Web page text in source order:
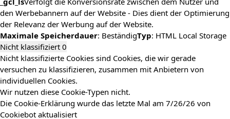
den Werbebannern auf der Website - Dies dient der Optimierung
der Relevanz der Werbung auf der Website.
Maximale Speicherdauer: BeständigTyp: HTML Local Storage
Nicht klassifiziert 0
Nicht klassifizierte Cookies sind Cookies, die wir gerade
versuchen zu klassifizieren, zusammen mit Anbietern von
individuellen Cookies.
Wir nutzen diese Cookie-Typen nicht.
Die Cookie-Erklärung wurde das letzte Mal am 7/26/26 von
Cookiebot aktualisiert